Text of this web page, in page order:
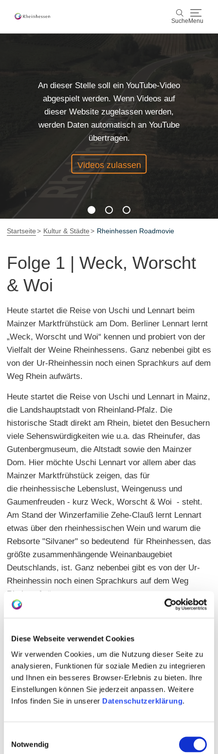
Diese Webseite verwendet Cookies
Wir verwenden Cookies, um die Nutzung dieser Seite zu
analysieren, Funktionen für soziale Medien zu integrieren
und Ihnen ein besseres Browser-Erlebnis zu bieten. Ihre
Einstellungen können Sie jederzeit anpassen. Weitere
Infos finden Sie in unserer Datenschutzerklärung.
Notwendig
Suche Menu
Aktiv & Natur
Kultur & Städte
Veranstaltungen
Buchung & Service
Shop Rheinhessen-Blog Karte
An dieser Stelle soll ein YouTube-Video
abgespielt werden. Wenn Videos auf
dieser Website zugelassen werden,
werden Daten automatisch an YouTube
übertragen.
Videos zulassen
Startseite Kultur & Städte Rheinhessen Roadmovie
Folge 1 | Weck, Worscht
& Woi
Heute startet die Reise von Uschi und Lennart beim
Mainzer Marktfrühstück am Dom. Berliner Lennart lernt
„Weck, Worscht und Woi“ kennen und probiert von der
Vielfalt der Weine Rheinhessens. Ganz nebenbei gibt es
von der Ur-Rheinhessin noch einen Sprachkurs auf dem
Weg Rhein aufwärts.
Heute startet die Reise von Uschi und Lennart in Mainz,
die Landshauptstadt von Rheinland-Pfalz. Die
historische Stadt direkt am Rhein, bietet den Besuchern
viele Sehenswürdigkeiten wie u.a. das Rheinufer, das
Gutenbergmuseum, die Altstadt sowie den Mainzer
Dom. Hier möchte Uschi Lennart vor allem aber das
Mainzer Marktfrühstück zeigen, das für
die rheinhessische Lebenslust, Weingenuss und
Gaumenfreuden - kurz Weck, Worscht & Woi - steht.
Am Stand der Winzerfamilie Zehe-Clauß lernt Lennart
etwas über den rheinhessischen Wein und warum die
Rebsorte "Silvaner" so bedeutend für Rheinhessen, das
größte zusammenhängende Weinanbaugebiet
Deutschlands, ist. Ganz nebenbei gibt es von der Ur-
Rheinhessin noch einen Sprachkurs auf dem Weg
Rhein aufwärts.